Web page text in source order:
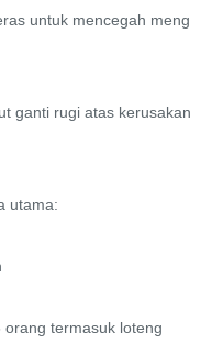
untuk mencegah meng
ganti rugi atas kerusakan
utama:
termasuk loteng